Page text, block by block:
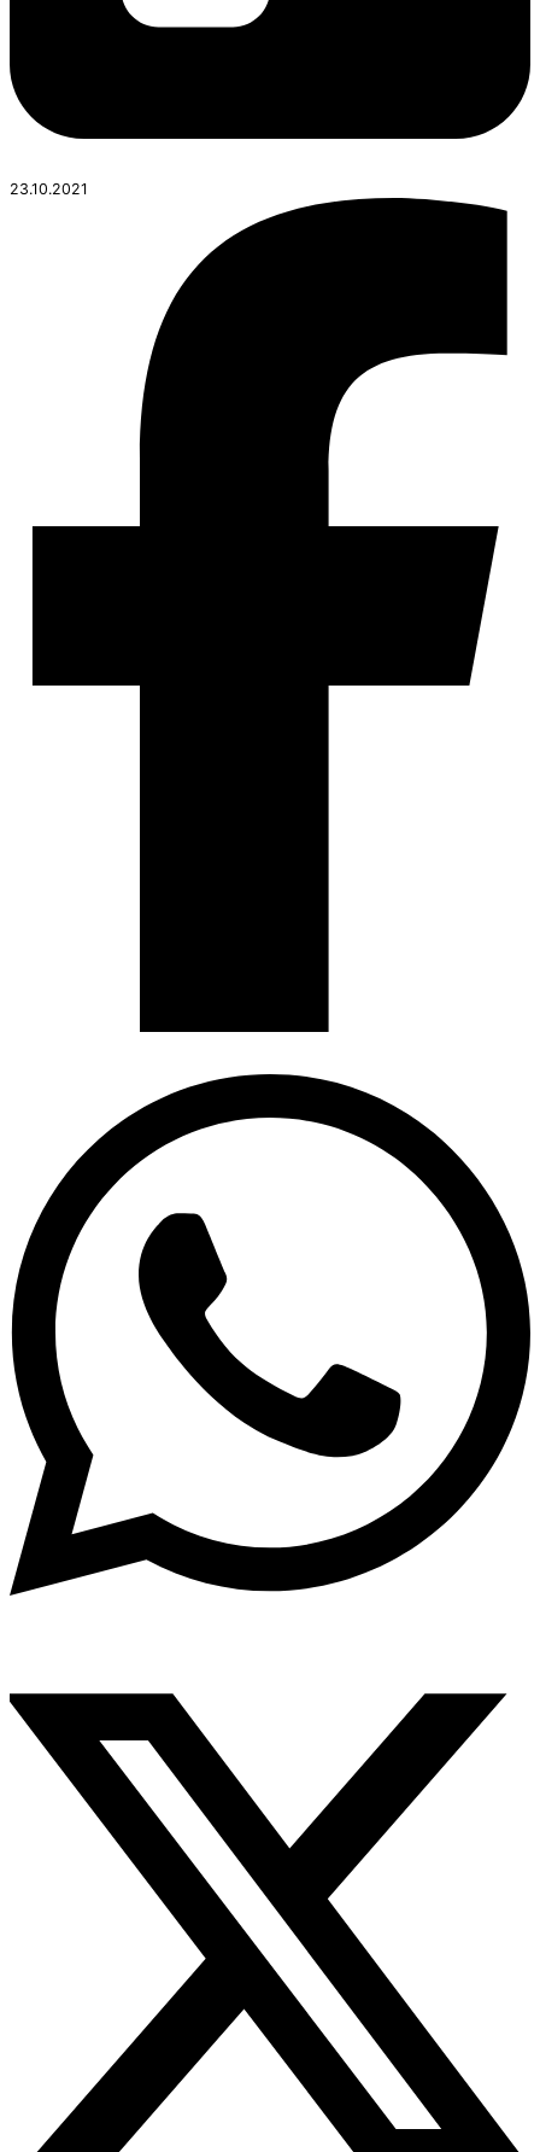
23.10.2021